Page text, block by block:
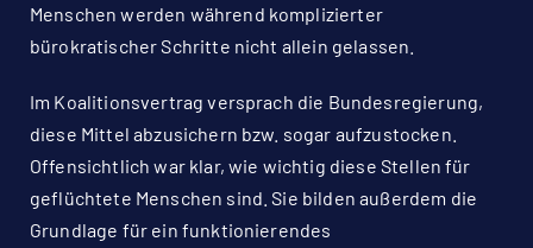
Menschen werden während komplizierter
bürokratischer Schritte nicht allein gelassen.
Im Koalitionsvertrag versprach die Bundesregierung,
diese Mittel abzusichern bzw. sogar aufzustocken.
Offensichtlich war klar, wie wichtig diese Stellen für
geflüchtete Menschen sind. Sie bilden außerdem die
Grundlage für ein funktionierendes